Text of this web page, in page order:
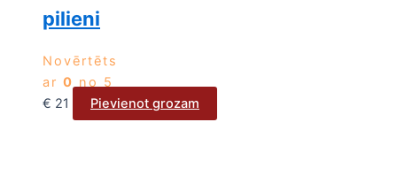
pilieni
Novērtēts
ar 0 no 5
€ 21 Pievienot grozam